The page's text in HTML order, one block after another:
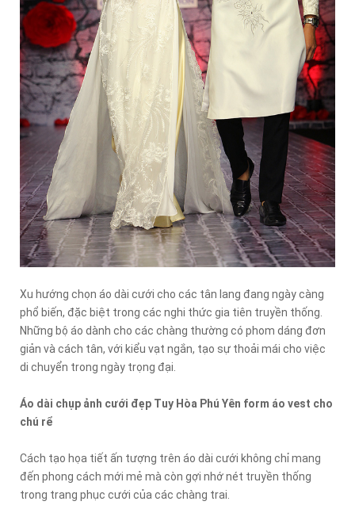
Xu hướng chọn áo dài cưới cho các tân lang đang ngày càng
phổ biến, đặc biệt trong các nghi thức gia tiên truyền thống.
Những bộ áo dành cho các chàng thường có phom dáng đơn
giản và cách tân, với kiểu vạt ngắn, tạo sự thoải mái cho việc
di chuyển trong ngày trọng đại.
Áo dài chụp ảnh cưới đẹp Tuy Hòa Phú Yên form áo vest cho
chú rể
Cách tạo họa tiết ấn tượng trên áo dài cưới không chỉ mang
đến phong cách mới mẻ mà còn gợi nhớ nét truyền thống
trong trang phục cưới của các chàng trai.